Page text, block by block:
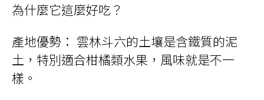
為什麼它這麼好吃？
產地優勢： 雲林斗六的土壤是含鐵質的泥
土，特別適合柑橘類水果，風味就是不一
樣。